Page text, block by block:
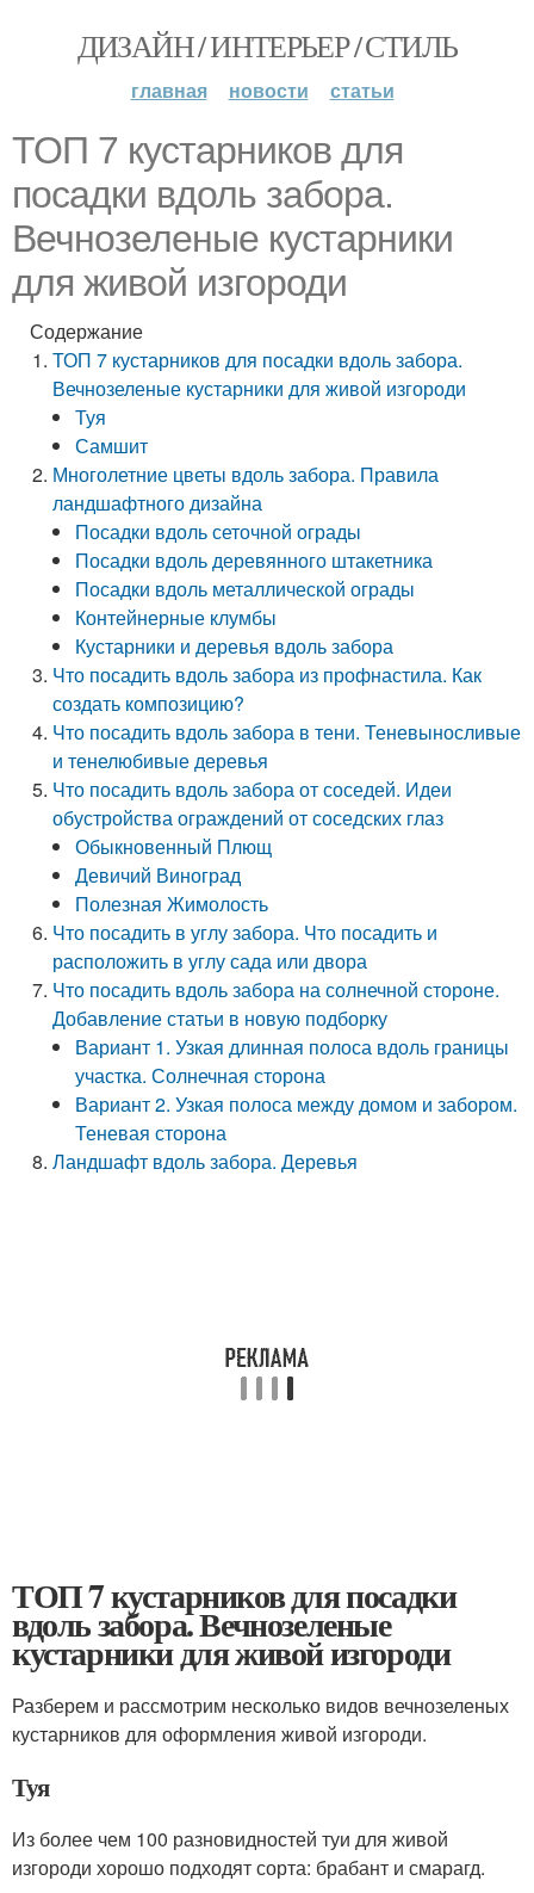
ДИЗАЙН / ИНТЕРЬЕР / СТИЛЬ
главная новости статьи
ТОП 7 кустарников для
посадки вдоль забора.
Вечнозеленые кустарники
для живой изгороди
Содержание
ТОП 7 кустарников для посадки вдоль забора.
Вечнозеленые кустарники для живой изгороди
Туя
Самшит
Многолетние цветы вдоль забора. Правила
ландшафтного дизайна
Посадки вдоль сеточной ограды
Посадки вдоль деревянного штакетника
Посадки вдоль металлической ограды
Контейнерные клумбы
Кустарники и деревья вдоль забора
Что посадить вдоль забора из профнастила. Как
создать композицию?
Что посадить вдоль забора в тени. Теневыносливые
и тенелюбивые деревья
Что посадить вдоль забора от соседей. Идеи
обустройства ограждений от соседских глаз
Обыкновенный Плющ
Девичий Виноград
Полезная Жимолость
Что посадить в углу забора. Что посадить и
расположить в углу сада или двора
Что посадить вдоль забора на солнечной стороне.
Добавление статьи в новую подборку
Вариант 1. Узкая длинная полоса вдоль границы
участка. Солнечная сторона
Вариант 2. Узкая полоса между домом и забором.
Теневая сторона
Ландшафт вдоль забора. Деревья
ТОП 7 кустарников для посадки
вдоль забора. Вечнозеленые
кустарники для живой изгороди
Разберем и рассмотрим несколько видов вечнозеленых
кустарников для оформления живой изгороди.
Туя
Из более чем 100 разновидностей туи для живой
изгороди хорошо подходят сорта: брабант и смарагд.